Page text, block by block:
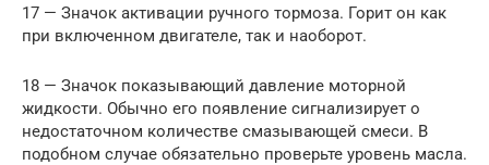
17 — Значок активации ручного тормоза. Горит он как
при включенном двигателе, так и наоборот.
18 — Значок показывающий давление моторной
жидкости. Обычно его появление сигнализирует о
недостаточном количестве смазывающей смеси. В
подобном случае обязательно проверьте уровень масла.